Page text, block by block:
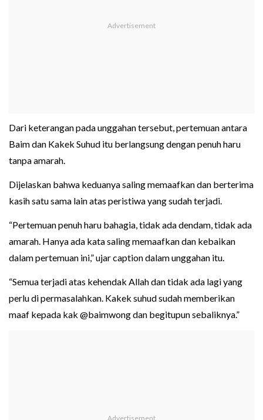
Dari keterangan pada unggahan tersebut, pertemuan antara
Baim dan Kakek Suhud itu berlangsung dengan penuh haru
tanpa amarah.
Dijelaskan bahwa keduanya saling memaafkan dan berterima
kasih satu sama lain atas peristiwa yang sudah terjadi.
“Pertemuan penuh haru bahagia, tidak ada dendam, tidak ada
amarah. Hanya ada kata saling memaafkan dan kebaikan
dalam pertemuan ini,” ujar caption dalam unggahan itu.
“Semua terjadi atas kehendak Allah dan tidak ada lagi yang
perlu di permasalahkan. Kakek suhud sudah memberikan
maaf kepada kak @baimwong dan begitupun sebaliknya.”